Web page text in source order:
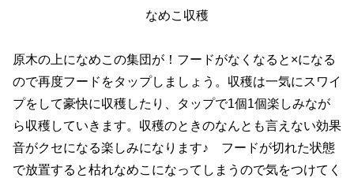
なめこ収穫
原木の上になめこの集団が！フードがなくなると×になる
ので再度フードをタップしましょう。収穫は一気にスワイ
プをして豪快に収穫したり、タップで1個1個楽しみなが
ら収穫していきます。収穫のときのなんとも言えない効果
音がクセになる楽しみになります♪ フードが切れた状態
で放置すると枯れなめこになってしまうので気をつけてく